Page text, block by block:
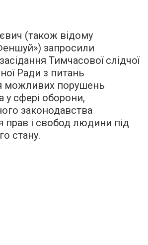
(також відому
запросили
Тимчасової слідчої
Ради з питань
можливих порушень
у сфері оборони,
законодавства
прав і свобод людини під
стану.